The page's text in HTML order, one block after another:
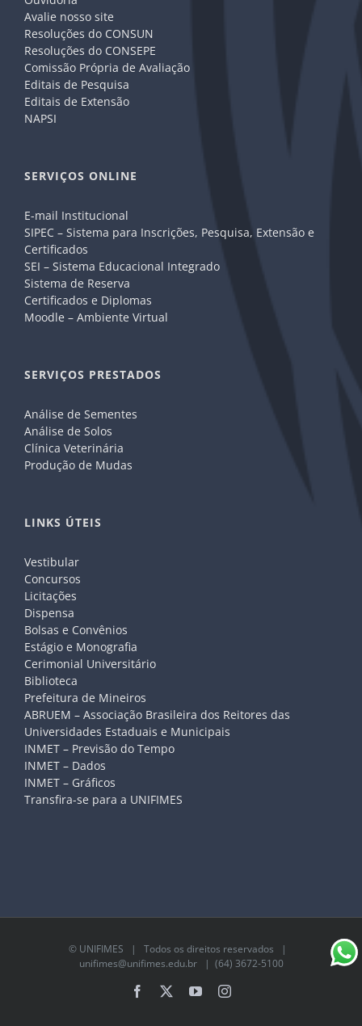
Avalie nosso site
Resoluções do CONSUN
Resoluções do CONSEPE
Comissão Própria de Avaliação
Editais de Pesquisa
Editais de Extensão
NAPSI
SERVIÇOS ONLINE
E-mail Institucional
SIPEC – Sistema para Inscrições, Pesquisa, Extensão e
Certificados
SEI – Sistema Educacional Integrado
Sistema de Reserva
Certificados e Diplomas
Moodle – Ambiente Virtual
SERVIÇOS PRESTADOS
Análise de Sementes
Análise de Solos
Clínica Veterinária
Produção de Mudas
LINKS ÚTEIS
Vestibular
Concursos
Licitações
Dispensa
Bolsas e Convênios
Estágio e Monografia
Cerimonial Universitário
Biblioteca
Prefeitura de Mineiros
ABRUEM – Associação Brasileira dos Reitores das
Universidades Estaduais e Municipais
INMET – Previsão do Tempo
INMET – Dados
INMET – Gráficos
Transfira-se para a UNIFIMES
© UNIFIMES | Todos os direitos reservados |
unifimes@unifimes.edu.br| (64) 3672-5100
Facebook YouTubeInstagram